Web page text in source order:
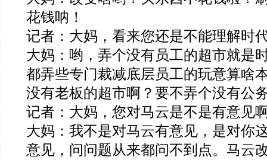
花钱呐！
记者：大妈，看来您还是不能理解时
大妈：哟，弄个没有员工的超市就是
都弄些专门裁减底层员工的玩意算啥
没有老板的超市啊？要不弄个没有公
记者：大妈，您对马云是不是有意见
大妈：我不是对马云有意见，是对你
意见，问问题从来都问不到点。马云